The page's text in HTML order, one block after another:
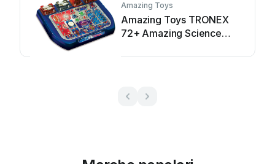
Amazing Toys
Amazing Toys TRONEX
72+ Amazing Science